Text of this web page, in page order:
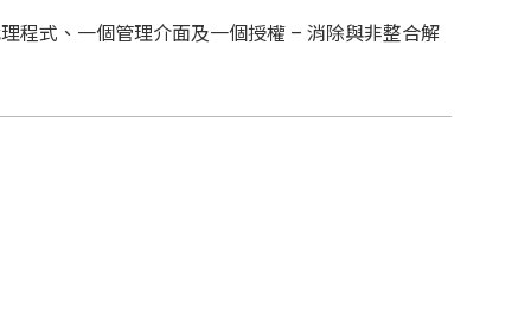
程式、一個管理介面及一個授權 – 消除與非整合解